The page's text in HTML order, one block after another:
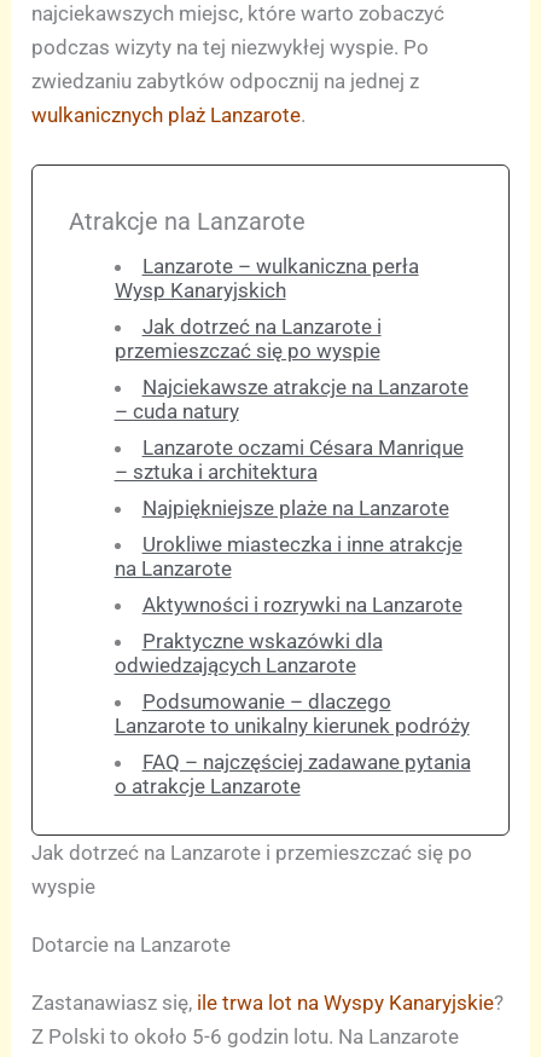
najciekawszych miejsc, które warto zobaczyć
podczas wizyty na tej niezwykłej wyspie. Po
zwiedzaniu zabytków odpocznij na jednej z
wulkanicznych plaż Lanzarote.
Atrakcje na Lanzarote
Lanzarote – wulkaniczna perła
Wysp Kanaryjskich
Jak dotrzeć na Lanzarote i
przemieszczać się po wyspie
Najciekawsze atrakcje na Lanzarote
– cuda natury
Lanzarote oczami Césara Manrique
– sztuka i architektura
Najpiękniejsze plaże na Lanzarote
Urokliwe miasteczka i inne atrakcje
na Lanzarote
Aktywności i rozrywki na Lanzarote
Praktyczne wskazówki dla
odwiedzających Lanzarote
Podsumowanie – dlaczego
Lanzarote to unikalny kierunek podróży
FAQ – najczęściej zadawane pytania
o atrakcje Lanzarote
Jak dotrzeć na Lanzarote i przemieszczać się po
wyspie
Dotarcie na Lanzarote
Zastanawiasz się, ile trwa lot na Wyspy Kanaryjskie?
Z Polski to około 5-6 godzin lotu. Na Lanzarote